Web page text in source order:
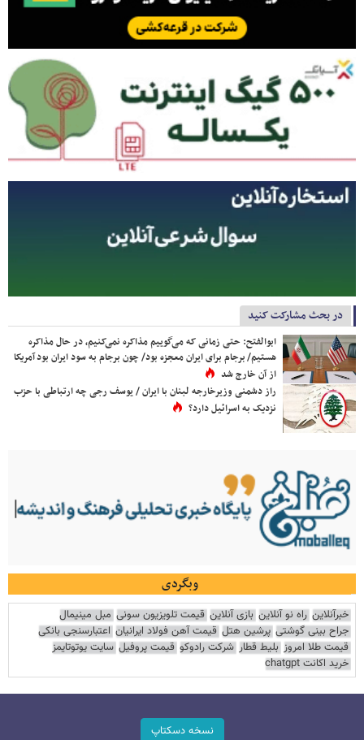
در بحث مشارکت کنید
ابوالفتح: حتی زمانی که می‌گوییم مذاکره نمی‌کنیم، در حال مذاکره
هستیم/ برجام برای ایران معجزه بود/ چون برجام به سود ایران بود آمریکا
از آن خارج شد
راز دشمنی وزیرخارجه لبنان با ایران / یوسف رجی چه ارتباطی با حزب
نزدیک به اسرائیل دارد؟
وبگردی
خبرآنلاین راه نو آنلاین بازی آنلاین قیمت تلویزیون سونی مبل مینیمال
جراح بینی گوشتی پرشین هتل قیمت آهن فولاد ایرانیان اعتبارسنجی بانکی
قیمت طلا امروز بلیط قطار شرکت رادوکو قیمت پروفیل سایت یوتوتایمز
خرید اکانت chatgpt
نسخه دسکتاپ